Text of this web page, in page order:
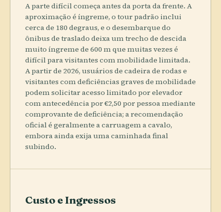
A parte difícil começa antes da porta da frente. A
aproximação é íngreme, o tour padrão inclui
cerca de 180 degraus, e o desembarque do
ônibus de traslado deixa um trecho de descida
muito íngreme de 600 m que muitas vezes é
difícil para visitantes com mobilidade limitada.
A partir de 2026, usuários de cadeira de rodas e
visitantes com deficiências graves de mobilidade
podem solicitar acesso limitado por elevador
com antecedência por €2,50 por pessoa mediante
comprovante de deficiência; a recomendação
oficial é geralmente a carruagem a cavalo,
embora ainda exija uma caminhada final
subindo.
Custo e Ingressos